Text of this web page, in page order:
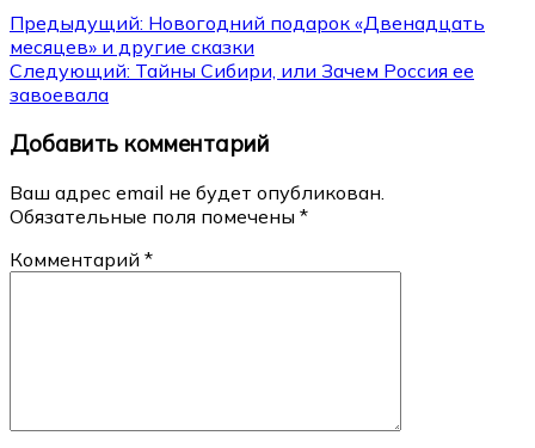
Навигация
по
записям
Предыдущий: Новогодний подарок «Двенадцать
месяцев» и другие сказки
Следующий: Тайны Сибири, или Зачем Россия ее
завоевала
Добавить комментарий
Ваш адрес email не будет опубликован.
Обязательные поля помечены *
Комментарий *